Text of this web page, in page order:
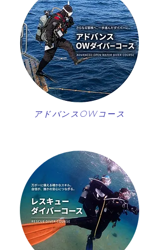
アドバンスOWコース